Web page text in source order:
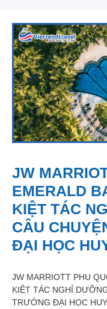
JW
EMERALD
KIỆT TÁC
CÂU
ĐẠI HỌC
JW MARRIOTT PHU
KIỆT TÁC NGHỈ
TRƯỜNG ĐẠI HỌC